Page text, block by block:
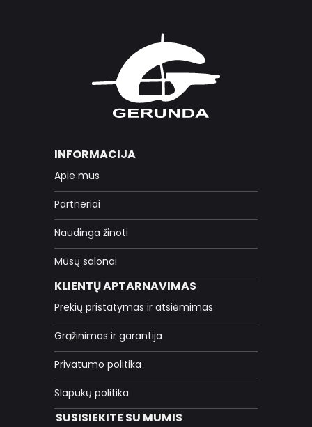
INFORMACIJA
Apie mus
Partneriai
Naudinga žinoti
Mūsų salonai
KLIENTŲ APTARNAVIMAS
Prekių pristatymas ir atsiėmimas
Grąžinimas ir garantija
Privatumo politika
Slapukų politika
SUSISIEKITE SU MUMIS